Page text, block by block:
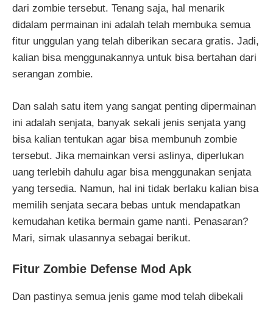
dari zombie tersebut. Tenang saja, hal menarik
didalam permainan ini adalah telah membuka semua
fitur unggulan yang telah diberikan secara gratis. Jadi,
kalian bisa menggunakannya untuk bisa bertahan dari
serangan zombie.
Dan salah satu item yang sangat penting dipermainan
ini adalah senjata, banyak sekali jenis senjata yang
bisa kalian tentukan agar bisa membunuh zombie
tersebut. Jika memainkan versi aslinya, diperlukan
uang terlebih dahulu agar bisa menggunakan senjata
yang tersedia. Namun, hal ini tidak berlaku kalian bisa
memilih senjata secara bebas untuk mendapatkan
kemudahan ketika bermain game nanti. Penasaran?
Mari, simak ulasannya sebagai berikut.
Fitur Zombie Defense Mod Apk
Dan pastinya semua jenis game mod telah dibekali